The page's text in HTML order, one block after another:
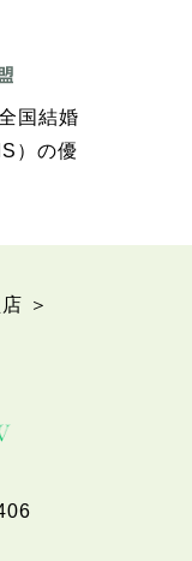
国結婚
）の優
＞